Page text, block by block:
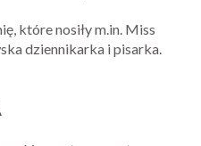
które nosiły m.in. Miss
dziennikarka i pisarka.